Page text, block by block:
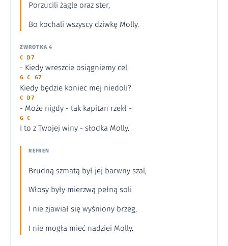
Porzucili żagle oraz ster,
Bo kochali wszyscy dziwkę Molly.
ZWROTKA 4
C D7
- Kiedy wreszcie osiągniemy cel,
G C G7
Kiedy będzie koniec mej niedoli?
C D7
- Może nigdy - tak kapitan rzekł -
G C
I to z Twojej winy - słodka Molly.
REFREN
Brudną szmatą był jej barwny szal,
Włosy były mierzwą pełną soli
I nie zjawiał się wyśniony brzeg,
I nie mogła mieć nadziei Molly.